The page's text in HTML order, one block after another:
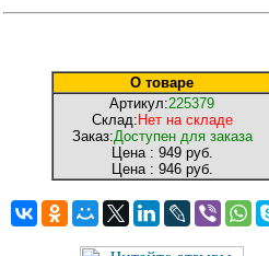
О товаре
Артикул:225379
Склад: Нет на складе
Заказ:Доступен для заказа
Цена : 949 руб.
Цена : 946 руб.